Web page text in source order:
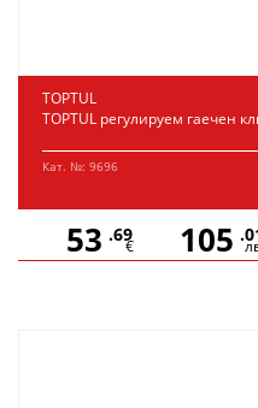
TOPTUL
TOPTUL регулируем гаечен
Кат. №: 9696
53 .69
€ 105